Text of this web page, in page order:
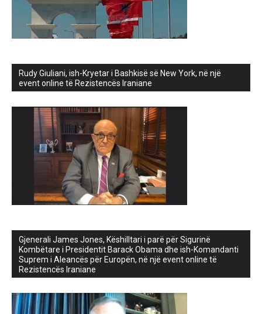
Rudy Giuliani, ish-Kryetar i Bashkisë së New York, në një
event online të Rezistencës Iraniane
Gjenerali James Jones, Këshilltari i parë për Sigurinë
Kombëtare i Presidentit Barack Obama dhe ish-Komandanti
Suprem i Aleancës për Europën, në një event online të
Rezistencës Iraniane